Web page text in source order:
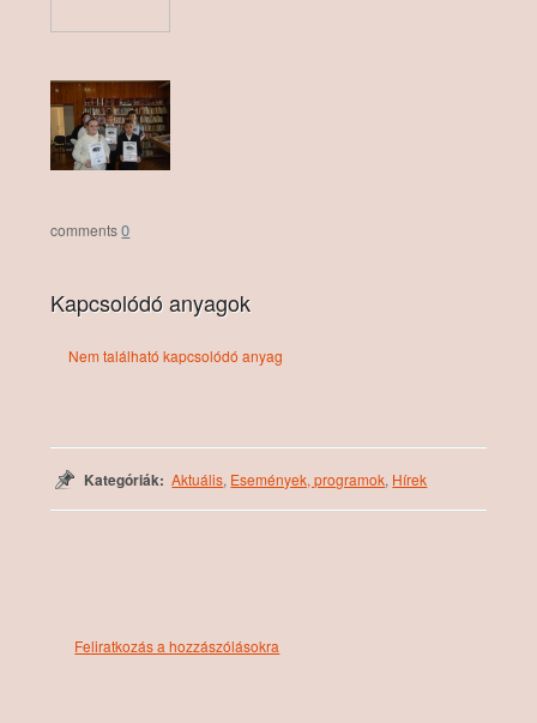
0
Kapcsolódó anyagok
Nem található kapcsolódó anyag
Kategóriák: Aktuális, Események, programok, Hírek
Feliratkozás a hozzászólásokra